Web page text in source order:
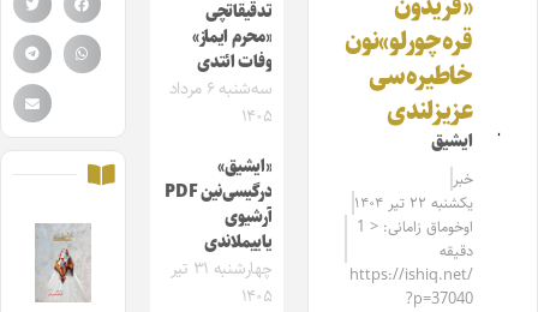
قره‌چورلو»نون
خاطیره‌سی
عزیزلندی
ایشیق
خبر
یکشنبه ۲۲ تیر ۱۴۰۴
اوخوماق زامانی: < 1
دقیقه
https://ishiq.net/
?p=37040
تدقیقاتچی
«محرم ایماز»
وفات ائتدی
سه‌شنبه ۶ مرداد
۱۴۰۵
«ایشیق»
درگیسی‌نین PDF
آرشیوی
یاییملاندی
چهارشنبه ۳۱ تیر
۱۴۰۵